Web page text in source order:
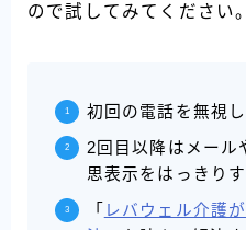
ので試してみてください。
初回の電話を無視
2回目以降はメール
思表示をはっきりす
「 レバウェル介護